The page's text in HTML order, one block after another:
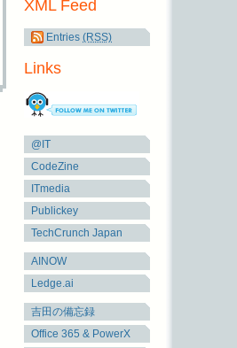
XML Feed
Entries (RSS)
Links
@IT
CodeZine
ITmedia
Publickey
TechCrunch Japan
AINOW
Ledge.ai
吉田の備忘録
Office 365 & PowerX